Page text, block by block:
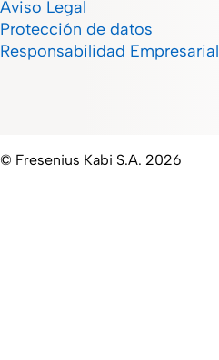
Aviso Legal
Protección de datos
Responsabilidad Empresarial
© Fresenius Kabi S.A. 2026